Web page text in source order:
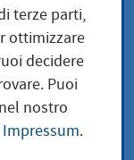
terze parti,
ottimizzare
decidere
Puoi
nostro
Impressum.